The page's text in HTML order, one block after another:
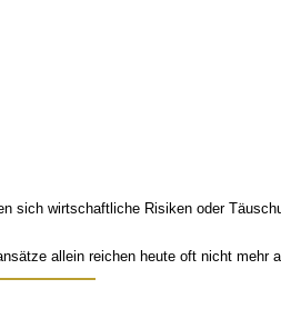
sich wirtschaftliche Risiken oder
allein reichen heute oft nicht mehr